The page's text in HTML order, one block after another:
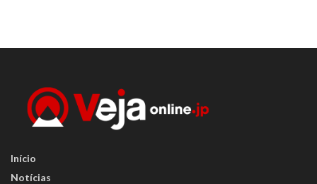
Início
Notícias